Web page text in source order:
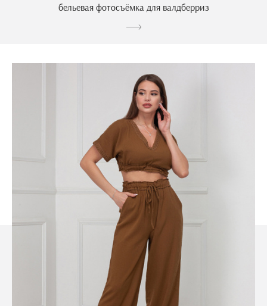
бельевая фотосъёмка для валдберриз